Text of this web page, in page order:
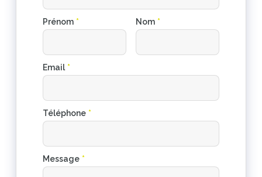
Prénom * Nom *
Email *
Téléphone *
Message *